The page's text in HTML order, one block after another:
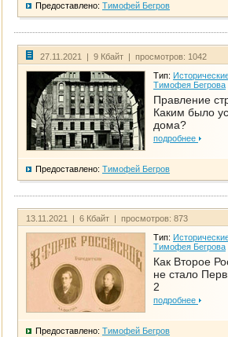
Предоставлено: Тимофей Бегров
27.11.2021 | 9 Кбайт | просмотров: 1042
Тип:
Тимофея Бегрова
Правление
Каким было
дома?
подробнее
Предоставлено: Тимофей Бегров
13.11.2021 | 6 Кбайт | просмотров: 873
Тип:
Тимофея Бегрова
Как Второе
не стало
2
подробнее
Предоставлено: Тимофей Бегров